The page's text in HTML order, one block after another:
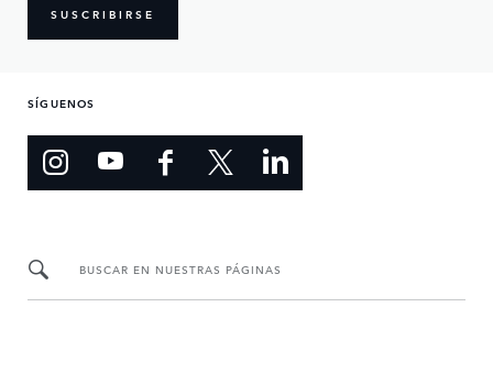
SUSCRIBIRSE
SÍGUENOS
BUSCAR EN NUESTRAS PÁGINAS